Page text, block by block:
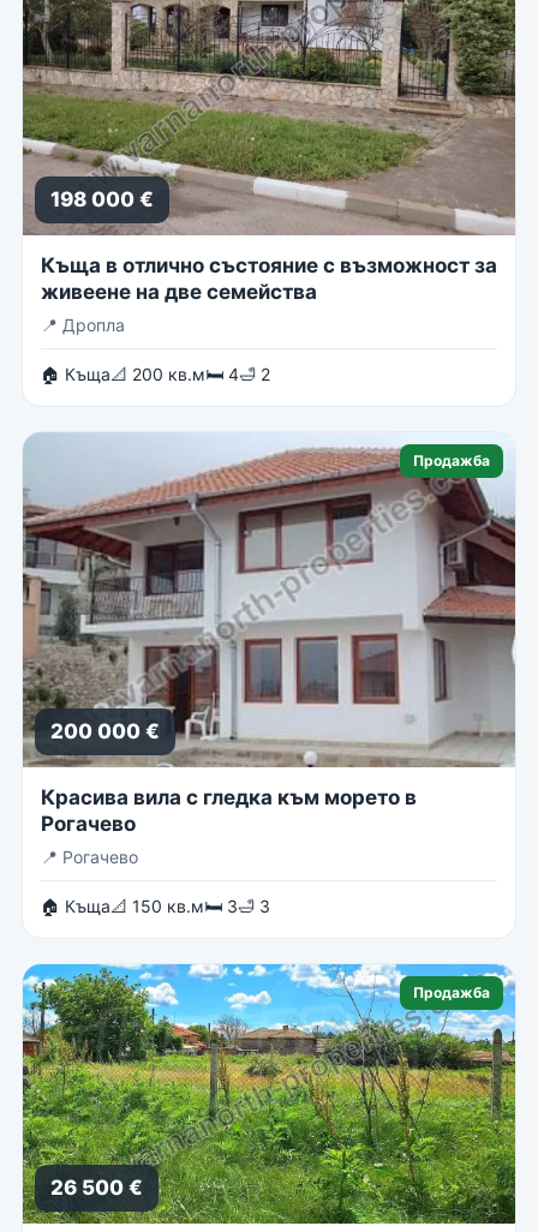
198 000 €
Къща в отлично състояние с възможност за
живеене на две семейства
📍 Дропла
🏠 Къща📐 200 кв.м🛏 4🛁 2
Продажба
200 000 €
Красива вила с гледка към морето в
Рогачево
📍 Рогачево
🏠 Къща📐 150 кв.м🛏 3🛁 3
Продажба
26 500 €